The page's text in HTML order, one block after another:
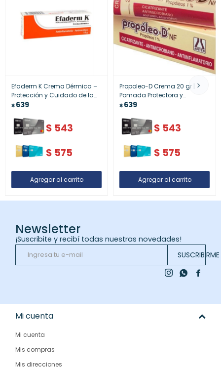
Efaderm K Crema Dérmica –
Protección y Cuidado de la
Piel
$639
$ 543
$ 575
Propoleo-D Crema 20 gr |
Pomada Protectora y
Calmante
$639
$ 543
$ 575
Newsletter
¡Suscribite y recibí todas nuestras novedades!
SUSCRIBIRME

 
Mi cuenta
Mi cuenta
Mis compras
Mis direcciones